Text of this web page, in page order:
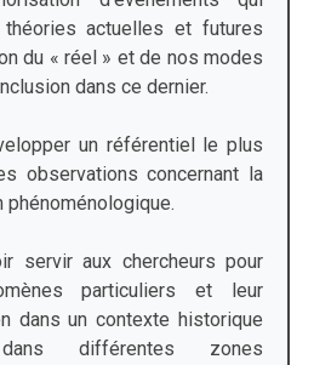
actuelles et futures
du « réel » et de nos modes
dans ce dernier.
un référentiel le plus
observations concernant la
phénoménologique.
servir aux chercheurs pour
particuliers et leur
dans un contexte historique
différentes zones